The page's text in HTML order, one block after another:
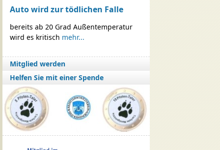
Auto wird zur tödlichen Falle
bereits ab 20 Grad Außentemperatur
wird es kritisch mehr...
Mitglied werden
Helfen Sie mit einer Spende